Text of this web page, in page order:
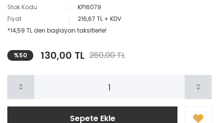
Stok Kodu
KP16079
Fiyat
216,67 TL + KDV
*14,59 TL den başlayan taksitlerle!
%50 130,00 TL 260,00 TL
Sepete Ekle